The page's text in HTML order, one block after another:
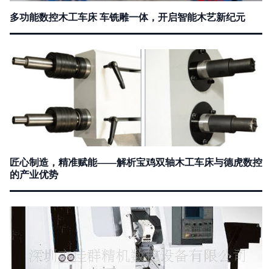
多功能数控木工车床 车铣雕一体，开启智能木艺新纪元
匠心制造，精准赋能——解析宝鸡双轴木工车床与德虎数控
的产业优势